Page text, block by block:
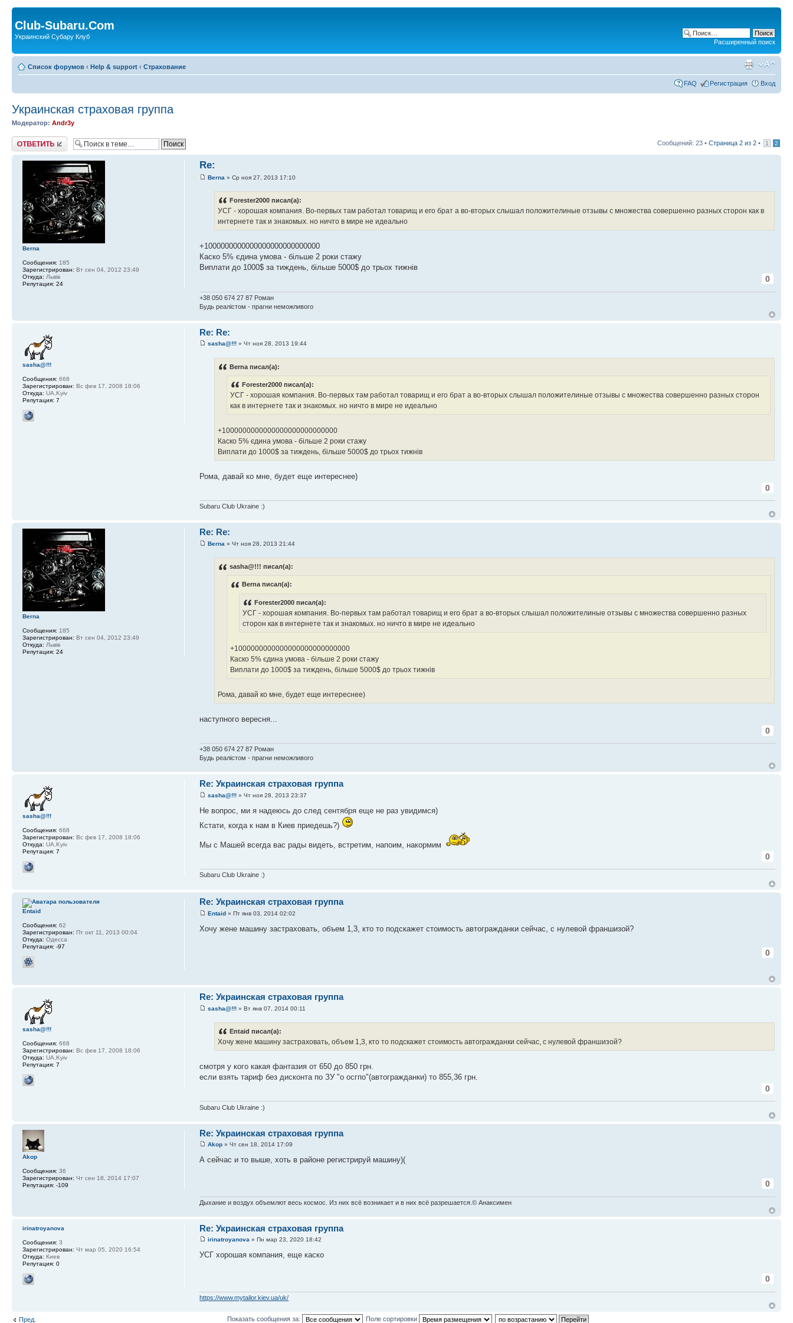
Club-Subaru.Com
Украинский Субару Клуб
Расширенный поиск
Список форумов ‹ Help & support ‹ Страхование
FAQ Регистрация Вход
Украинская страховая группа
Модератор: Andr3y
Ответить Сообщений: 23 • Страница 2 из 2 • 1 2
Re:
Berna » Ср ноя 27, 2013 17:10
Forester2000 писал(а):
УСГ - хорошая компания. Во-первых там работал товарищ и его брат а во-вторых слышал положителиные отзывы с множества совершенно разных сторон как в
интернете так и знакомых. но ничто в мире не идеально
+1000000000000000000000000000
Каско 5% єдина умова - більше 2 роки стажу
Виплати до 1000$ за тиждень, більше 5000$ до трьох тижнів
0
+38 050 674 27 87 Роман
Будь реалістом - прагни неможливого
Berna
Сообщения: 185
Зарегистрирован: Вт сен 04, 2012 23:49
Откуда: Львів
Репутация: 24
Re: Re:
sasha@!!! » Чт ноя 28, 2013 19:44
Berna писал(а):
Forester2000 писал(а):
УСГ - хорошая компания. Во-первых там работал товарищ и его брат а во-вторых слышал положителиные отзывы с множества совершенно разных сторон
как в интернете так и знакомых. но ничто в мире не идеально
+1000000000000000000000000000
Каско 5% єдина умова - більше 2 роки стажу
Виплати до 1000$ за тиждень, більше 5000$ до трьох тижнів
Рома, давай ко мне, будет еще интереснее)
0
Subaru Club Ukraine :)
sasha@!!!
Сообщения: 668
Зарегистрирован: Вс фев 17, 2008 18:06
Откуда: UA,Kyiv
Репутация: 7
Re: Re:
Berna » Чт ноя 28, 2013 21:44
sasha@!!! писал(а):
Berna писал(а):
Forester2000 писал(а):
УСГ - хорошая компания. Во-первых там работал товарищ и его брат а во-вторых слышал положителиные отзывы с множества совершенно разных
сторон как в интернете так и знакомых. но ничто в мире не идеально
+1000000000000000000000000000
Каско 5% єдина умова - більше 2 роки стажу
Виплати до 1000$ за тиждень, більше 5000$ до трьох тижнів
Рома, давай ко мне, будет еще интереснее)
наступного вересня...
0
+38 050 674 27 87 Роман
Будь реалістом - прагни неможливого
Berna
Сообщения: 185
Зарегистрирован: Вт сен 04, 2012 23:49
Откуда: Львів
Репутация: 24
Re: Украинская страховая группа
sasha@!!! » Чт ноя 28, 2013 23:37
Не вопрос, ми я надеюсь до след сентября еще не раз увидимся)
Кстати, когда к нам в Киев приедешь?)
Мы с Машей всегда вас рады видеть, встретим, напоим, накормим
0
Subaru Club Ukraine :)
sasha@!!!
Сообщения: 668
Зарегистрирован: Вс фев 17, 2008 18:06
Откуда: UA,Kyiv
Репутация: 7
Re: Украинская страховая группа
Entaid » Пт янв 03, 2014 02:02
Хочу жене машину застраховать, объем 1,3, кто то подскажет стоимость автогражданки сейчас, с нулевой франшизой?
0
Entaid
Сообщения: 62
Зарегистрирован: Пт окт 11, 2013 00:04
Откуда: Одесса
Репутация: -97
Re: Украинская страховая группа
sasha@!!! » Вт янв 07, 2014 00:11
Entaid писал(а):
Хочу жене машину застраховать, объем 1,3, кто то подскажет стоимость автогражданки сейчас, с нулевой франшизой?
смотря у кого какая фантазия от 650 до 850 грн.
если взять тариф без дисконта по ЗУ "о осгпо"(автогражданки) то 855,36 грн.
0
Subaru Club Ukraine :)
sasha@!!!
Сообщения: 668
Зарегистрирован: Вс фев 17, 2008 18:06
Откуда: UA,Kyiv
Репутация: 7
Re: Украинская страховая группа
Akop » Чт сен 18, 2014 17:09
А сейчас и то выше, хоть в районе регистрируй машину)(
0
Дыхание и воздух объемлют весь космос. Из них всё возникает и в них всё разрешается.© Анаксимен
Akop
Сообщения: 36
Зарегистрирован: Чт сен 18, 2014 17:07
Репутация: -109
Re: Украинская страховая группа
irinatroyanova » Пн мар 23, 2020 18:42
УСГ хорошая компания, еще каско
0
https://www.mytailor.kiev.ua/uk/
irinatroyanova
Сообщения: 3
Зарегистрирован: Чт мар 05, 2020 16:54
Откуда: Киев
Репутация: 0
Пред. Показать сообщения за: Поле сортировки